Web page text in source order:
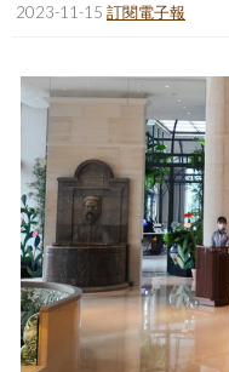
書房集
日記簿
餐桌週記
享樂隨手拍
照相簿
影音區
2023-11-15 訂閱電子報